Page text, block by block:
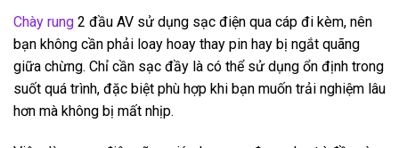
Chày rung 2 đầu AV sử dụng sạc điện qua cáp đi kèm, nên
bạn không cần phải loay hoay thay pin hay bị ngắt quãng
giữa chừng. Chỉ cần sạc đầy là có thể sử dụng ổn định trong
suốt quá trình, đặc biệt phù hợp khi bạn muốn trải nghiệm lâu
hơn mà không bị mất nhịp.